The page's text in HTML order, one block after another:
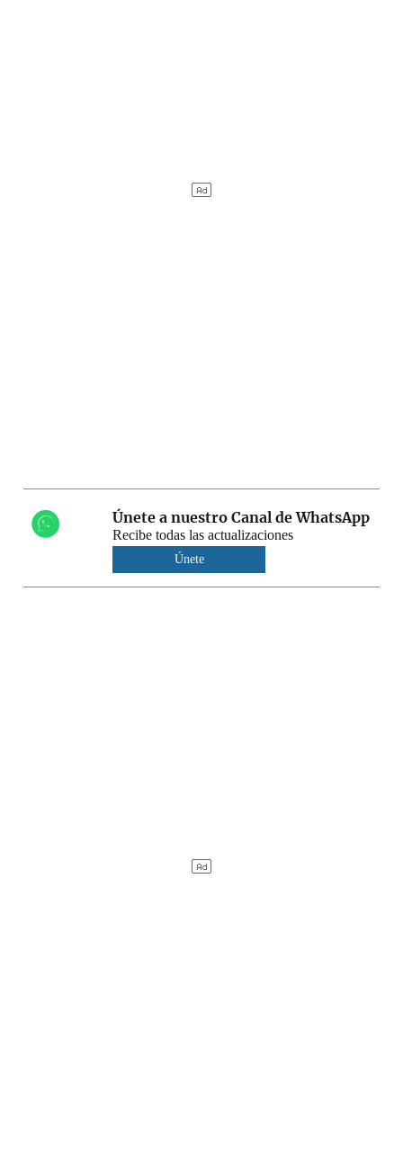
Únete a nuestro Canal de WhatsApp
Recibe todas las actualizaciones
Únete